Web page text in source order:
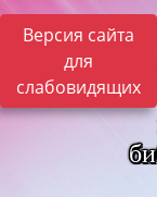
Версия сайта
для
слабовидящих